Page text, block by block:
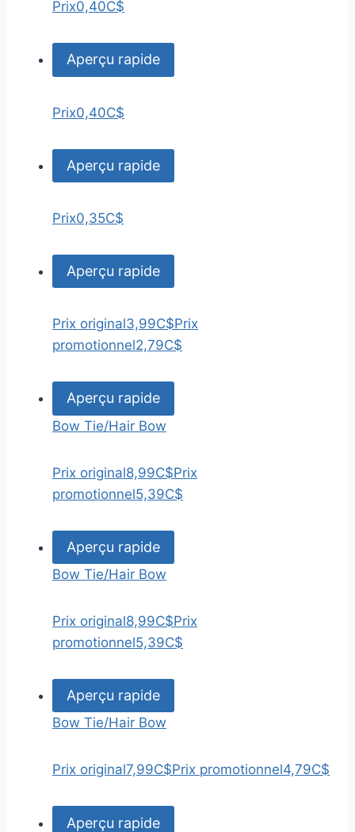
Prix0,40C$
Aperçu rapide
Prix0,40C$
Aperçu rapide
Prix0,35C$
Aperçu rapide
Prix original3,99C$Prix
promotionnel2,79C$
Aperçu rapide
Bow Tie/Hair Bow
Prix original8,99C$Prix
promotionnel5,39C$
Aperçu rapide
Bow Tie/Hair Bow
Prix original8,99C$Prix
promotionnel5,39C$
Aperçu rapide
Bow Tie/Hair Bow
Prix original7,99C$Prix promotionnel4,79C$
Aperçu rapide